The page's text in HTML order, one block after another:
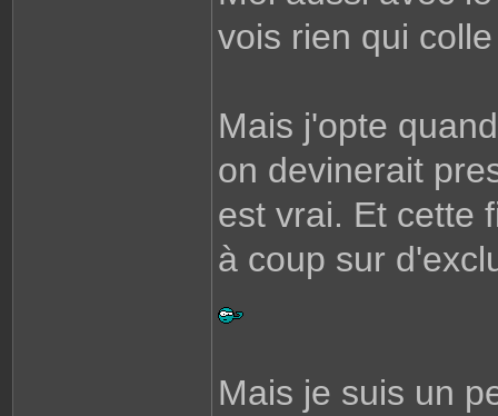
vois rien qui
Mais j'opte
on devinerait
est vrai. Et cette
à coup sur
Mais je suis un